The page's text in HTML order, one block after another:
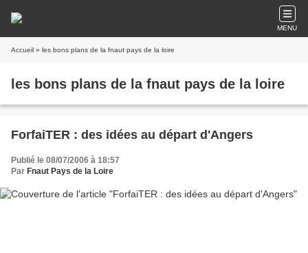
MENU
Accueil » les bons plans de la fnaut pays de la loire
les bons plans de la fnaut pays de la loire
ForfaiTER : des idées au départ d'Angers
Publié le 08/07/2006 à 18:57
Par Fnaut Pays de la Loire